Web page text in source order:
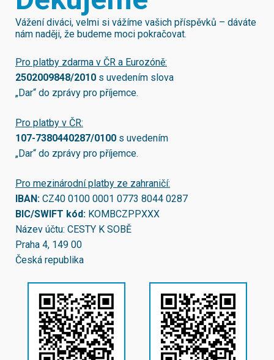
Vážení diváci, velmi si vážíme vašich příspěvků – dáváte
nám naději, že budeme moci pokračovat.
Pro platby zdarma v ČR a Eurozóně:
2502009848/2010 s uvedením slova
„Dar“ do zprávy pro příjemce.
Pro platby v ČR:
107-7380440287/0100 s uvedením
„Dar“ do zprávy pro příjemce.
Pro mezinárodní platby ze zahraničí:
IBAN: CZ40 0100 0001 0773 8044 0287
BIC/SWIFT kód: KOMBCZPPXXX
Název účtu: CESTY K SOBĚ
Praha 4, 149 00
Česká republika